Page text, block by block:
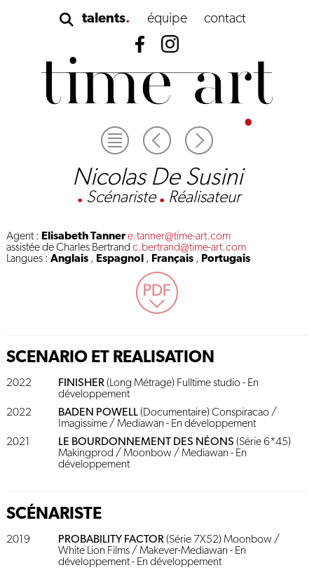
talents équipe contact
Nicolas De Susini
. Scénariste . Réalisateur
Agent : Elisabeth Tannere.tanner@time-art.com
assistée de Charles Bertrand c.bertrand@time-art.com
Langues : Anglais, Espagnol , Français, Portugais
SCENARIO ET REALISATION
2022 FINISHER(Long Métrage) Fulltime studio - En
développement
2022
BADEN POWELL(Documentaire) Conspiracao /
Imagissime / Mediawan - En développement
2021
LE BOURDONNEMENT DES NÉONS (Série 6*45)
Makingprod / Moonbow / Mediawan - En
développement
SCÉNARISTE
2019 PROBABILITY FACTOR(Série 7X52) Moonbow /
White Lion Films / Makever-Mediawan - En
développement - En développement